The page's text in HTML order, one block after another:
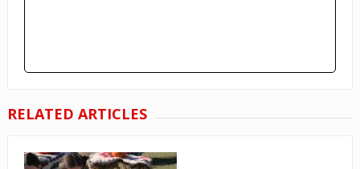
RELATED ARTICLES